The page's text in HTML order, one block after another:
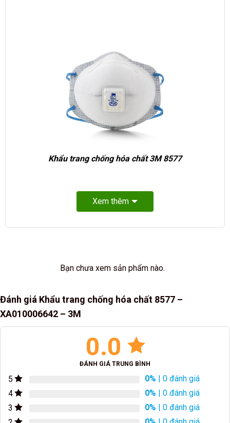
Khẩu trang chống hóa chất 3M 8577
Xem thêm
Bạn chưa xem sản phẩm nào.
Đánh giá Khẩu trang chống hóa chất 8577 –
XA010006642 – 3M
0.0
ĐÁNH GIÁ TRUNG BÌNH
5 0% | 0 đánh giá
4
0% | 0 đánh giá
3
0% | 0 đánh giá